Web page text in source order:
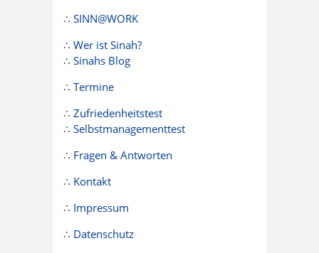
∴ SINN@WORK
∴ Wer ist Sinah?
∴ Sinahs Blog
∴ Termine
∴ Zufriedenheitstest
∴ Selbstmanagementtest
∴ Fragen & Antworten
∴ Kontakt
∴ Impressum
∴ Datenschutz